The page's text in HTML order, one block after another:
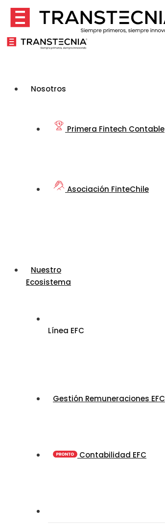
Nosotros
Primera Fintech Contable
Asociación FinteChile
Nuestro
Ecosistema
Línea EFC
Gestión Remuneraciones EFC
Contabilidad EFC